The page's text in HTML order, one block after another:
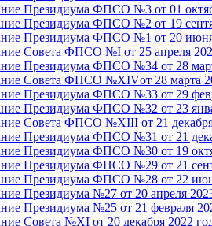
Президиума ФПСО №3 от 01
Президиума ФПСО №2 от 19
Президиума ФПСО №1 от 20 июня
Совета ФПСО №I от 25 апреля
Президиума ФПСО №34 от 28
Совета ФПСО №XIVот 28 марта
Президиума ФПСО №33 от 29
Президиума ФПСО №32 от 23
Совета ФПСО №XIII от 21 декабря
Президиума ФПСО №31 от 21
Президиума ФПСО №30 от 19
Президиума ФПСО №29 от 21
Президиума ФПСО №28 от 22
Президиума №27 от 20 апреля
Президиума №25 от 21 февраля
Совета №XI от 20 декабря 2022